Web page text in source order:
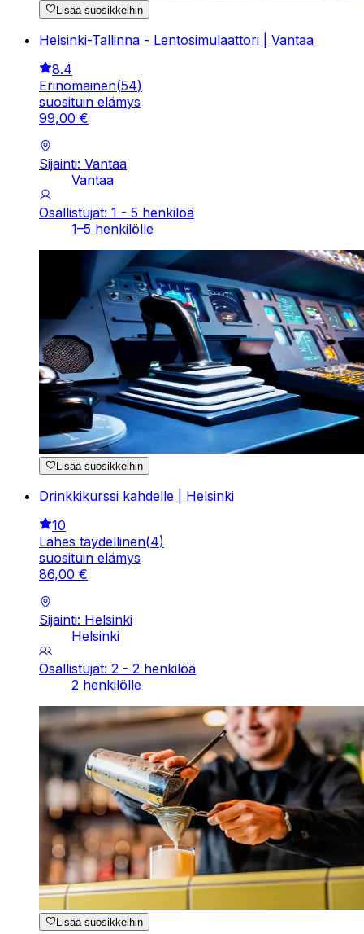
Lisää suosikkeihin
Helsinki-Tallinna - Lentosimulaattori | Vantaa
8.4
Erinomainen(54)
suosituin elämys
99,00 €
Sijainti: Vantaa
Vantaa
Osallistujat: 1 - 5 henkilöä
1–5 henkilölle
Lisää suosikkeihin
Drinkkikurssi kahdelle | Helsinki
10
Lähes täydellinen(4)
suosituin elämys
86,00 €
Sijainti: Helsinki
Helsinki
Osallistujat: 2 - 2 henkilöä
2 henkilölle
Lisää suosikkeihin